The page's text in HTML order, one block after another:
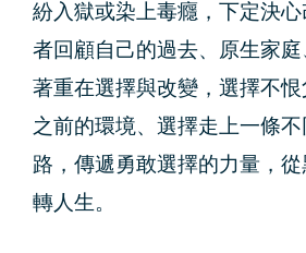
紛入獄或染上毒癮，下定決
者回顧自己的過去、原生家庭
著重在選擇與改變，選擇不
之前的環境、選擇走上一條
路，傳遞勇敢選擇的力量，
轉人生。